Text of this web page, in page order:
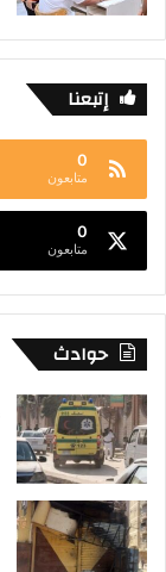
إتبعنا
0
متابعون
0
متابعون
حوادث